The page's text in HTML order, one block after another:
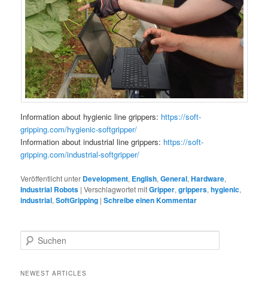
Information about hygienic line grippers: https://soft-
gripping.com/hygienic-softgripper/
Information about industrial line grippers: https://soft-
gripping.com/industrial-softgripper/
Veröffentlicht unter Development, English,General,Hardware,
Industrial Robots |Verschlagwortet mitGripper,grippers,hygienic,
industrial,SoftGripping |Schreibe einen Kommentar
u
h
NEWEST ARTICLES